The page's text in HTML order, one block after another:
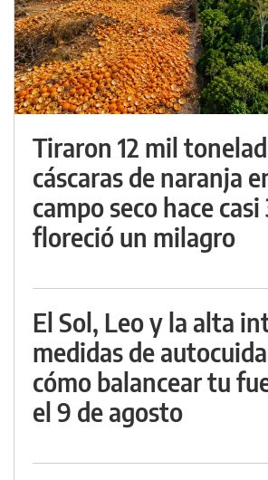
Tiraron 12 mil
cáscaras de naranja
campo seco hace
floreció un milagro
El Sol, Leo y la alta
medidas de
cómo balancear tu
el 9 de agosto